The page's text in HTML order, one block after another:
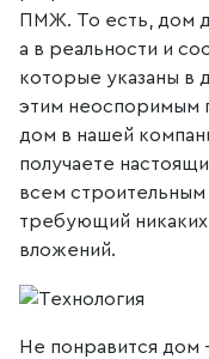
ПМЖ. То есть, дом
а в реальности и
которые указаны в
этим неоспоримым
дом в нашей
получаете
всем
требующий
вложений.
Не понравится дом